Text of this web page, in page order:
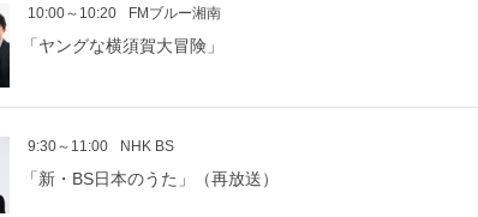
10:00～10:20 FMブルー湘南
「ヤングな横須賀大冒険」
9:30～11:00 NHK BS
「新・BS日本のうた」（再放送）